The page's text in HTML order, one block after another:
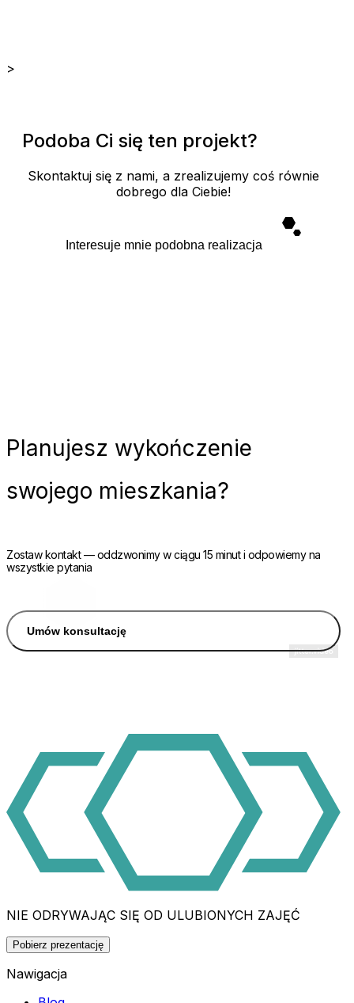
>
Podoba Ci się ten projekt?
Skontaktuj się z nami, a zrealizujemy coś równie
dobrego dla Ciebie!
Interesuje mnie podobna realizacja
Planujesz wykończenie
swojego mieszkania?
Zostaw kontakt — oddzwonimy w ciągu 15 minut i odpowiemy na
wszystkie pytania
Umów konsultację
NIE ODRYWAJĄC SIĘ OD ULUBIONYCH ZAJĘĆ
Pobierz prezentację
Nawigacja